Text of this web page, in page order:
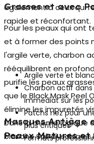
également à ceux qui
rapide et réconfortant.
Grasses et avec
Pour les peaux qui ont
et à former des points
l'argile verte, charbon
rééquilibrent en
purifie les peaux
que le Black Mask Peel
élimine les impuretés
Dans la même logique
blanche Sali di Ischia
Argile verte et
Charbon actif
immédiat sur les
Patchs nez pour
plus critiques
Formats
Masques Antiâge
Peaux Matures et